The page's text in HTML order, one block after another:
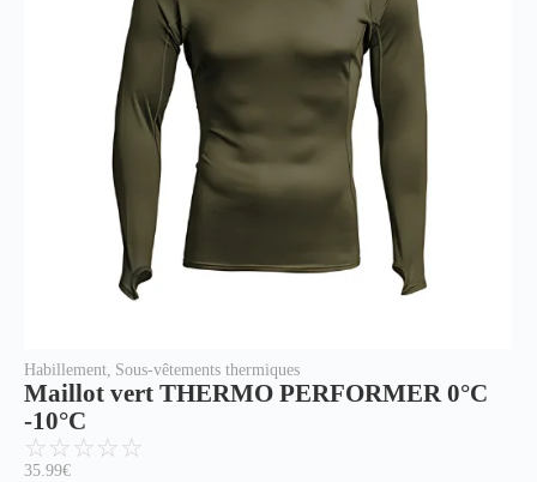
Habillement, Sous-vêtements thermiques
Maillot vert THERMO PERFORMER 0°C
-10°C
☆☆☆☆☆
35.99€